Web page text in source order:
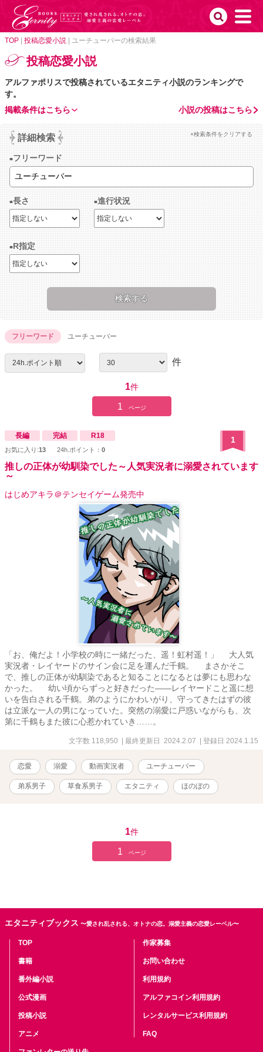
TOP 投稿恋愛小説 ユーチューバーの検索結果
投稿恋愛小説
アルファポリスで投稿されているエタニティ小説のランキングで
す。
小説の投稿はこちら
掲載条件はこちら
詳細検索 ×検索条件をクリアする
フリーワード
長さ 進行状況
R指定
フリーワード ユーチューバー
件
1件
1 ページ
長編 完結 R18
お気に入り:13 24h.ポイント： 0
1
推しの正体が幼馴染でした～人気実況者に溺愛されています
～
はじめアキラ＠テンセイゲーム発売中
「お、俺だよ！小学校の時に一緒だった、遥！虹村遥！」 大人気
実況者・レイヤードのサイン会に足を運んだ千鶴。 まさかそこ
で、推しの正体が幼馴染であると知ることになるとは夢にも思わな
かった。 幼い頃からずっと好きだった――レイヤードこと遥に想
いを告白される千鶴。弟のようにかわいがり、守ってきたはずの彼
は立派な一人の男になっていた。突然の溺愛に戸惑いながらも、次
第に千鶴もまた彼に心惹かれていき……。
文字数 118,950 | 最終更新日 2024.2.07 | 登録日 2024.1.15
恋愛 溺愛 動画実況者 ユーチューバー
弟系男子 草食系男子 エタニティ ほのぼの
1件
1 ページ
エタニティブックス 〜愛され乱される、オトナの恋。溺愛主義の恋愛レーベル〜
TOP
書籍
番外編小説
公式漫画
投稿小説
アニメ
作家募集
お問い合わせ
利用規約
アルファコイン利用規約
レンタルサービス利用規約
FAQ